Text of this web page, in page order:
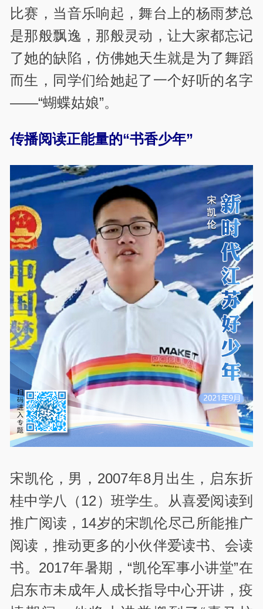
比赛，当音乐响起，舞台上的杨雨梦总
是那般飘逸，那般灵动，让大家都忘记
了她的缺陷，仿佛她天生就是为了舞蹈
而生，同学们给她起了一个好听的名字
——“蝴蝶姑娘”。
传播阅读正能量的“书香少年”
宋凯伦，男，2007年8月出生，启东折
桂中学八（12）班学生。从喜爱阅读到
推广阅读，14岁的宋凯伦尽己所能推广
阅读，推动更多的小伙伴爱读书、会读
书。2017年暑期，“凯伦军事小讲堂”在
启东市未成年人成长指导中心开讲，疫